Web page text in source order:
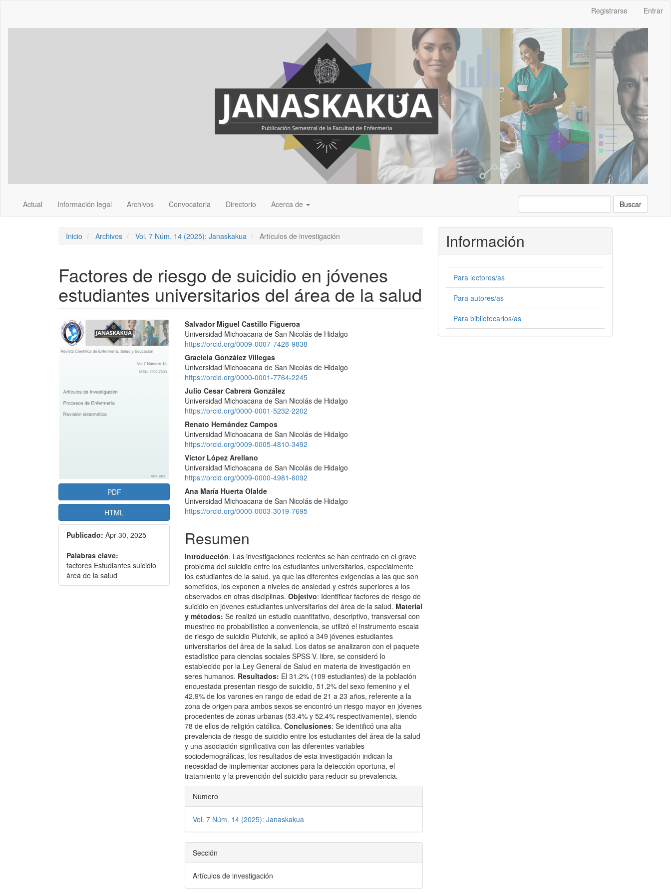
Registrarse Entrar
Actual Información legal Archivos Convocatoria Directorio Acerca de Buscar
Inicio Archivos Vol. 7 Núm. 14 (2025): Janaskakua Artículos de investigación
Factores de riesgo de suicidio en jóvenes
estudiantes universitarios del área de la salud
Barra
lateral
del
PDF
HTML
Publicado: Apr 30, 2025
Palabras clave:
factores Estudiantes suicidio
área de la salud
Contenido
principal
del
artículo
Salvador Miguel Castillo Figueroa
Universidad Michoacana de San Nicolás de Hidalgo
https://orcid.org/0009-0007-7428-9838
Graciela González Villegas
Universidad Michoacana de San Nicolás de Hidalgo
https://orcid.org/0000-0001-7764-2245
Julio Cesar Cabrera González
Universidad Michoacana de San Nicolás de Hidalgo
https://orcid.org/0000-0001-5232-2202
Renato Hernández Campos
Universidad Michoacana de San Nicolás de Hidalgo
https://orcid.org/0009-0005-4810-3492
Victor López Arellano
Universidad Michoacana de San Nicolás de Hidalgo
https://orcid.org/0009-0000-4981-6092
Ana María Huerta Olalde
Universidad Michoacana de San Nicolás de Hidalgo
https://orcid.org/0000-0003-3019-7695
Resumen
Introducción. Las investigaciones recientes se han centrado en el grave
problema del suicidio entre los estudiantes universitarios, especialmente
los estudiantes de la salud, ya que las diferentes exigencias a las que son
sometidos, los exponen a niveles de ansiedad y estrés superiores a los
observados en otras disciplinas.Objetivo: Identificar factores de riesgo de
suicidio en jóvenes estudiantes universitarios del área de la salud. Material
y métodos: Se realizó un estudio cuantitativo, descriptivo, transversal con
muestreo no probabilístico a conveniencia, se utilizó el instrumento escala
de riesgo de suicidio Plutchik, se aplicó a 349 jóvenes estudiantes
universitarios del área de la salud. Los datos se analizaron con el paquete
estadístico para ciencias sociales SPSS V. libre, se consideró lo
establecido por la Ley General de Salud en materia de investigación en
seres humanos. Resultados: El 31.2% (109 estudiantes) de la población
encuestada presentan riesgo de suicidio, 51.2% del sexo femenino y el
42.9% de los varones en rango de edad de 21 a 23 años, referente a la
zona de origen para ambos sexos se encontró un riesgo mayor en jóvenes
procedentes de zonas urbanas (53.4% y 52.4% respectivamente), siendo
78 de ellos de religión católica.Conclusiones: Se identificó una alta
prevalencia de riesgo de suicidio entre los estudiantes del área de la salud
y una asociación significativa con las diferentes variables
sociodemográficas, los resultados de esta investigación indican la
necesidad de implementar acciones para la detección oportuna, el
tratamiento y la prevención del suicidio para reducir su prevalencia.
Detalles
del
artículo
Número
Vol. 7 Núm. 14 (2025): Janaskakua
Sección
Artículos de investigación
Información
Para lectores/as
Para autores/as
Para bibliotecarios/as